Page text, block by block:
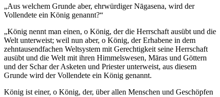
„Aus welchem Grunde aber, ehrwürdiger Nāgasena, wird der
Vollendete ein König genannt?“
„König nennt man einen, o König, der die Herrschaft ausübt und die
Welt unterweist; weil nun aber, o König, der Erhabene in dem
zehntausendfachen Weltsystem mit Gerechtigkeit seine Herrschaft
ausübt und die Welt mit ihren Himmelswesen, Māras und Göttern
und der Schar der Asketen und Priester unterweist, aus diesem
Grunde wird der Vollendete ein König genannt.
König ist einer, o König, der, über allen Menschen und Geschöpfen